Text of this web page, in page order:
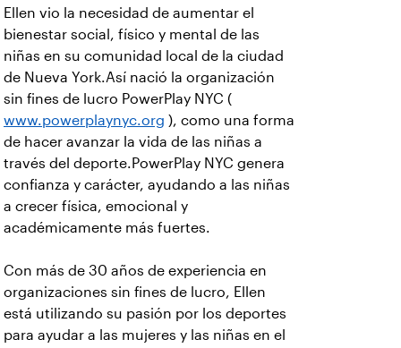
Ellen vio la necesidad de aumentar el
bienestar social, físico y mental de las
niñas en su comunidad local de la ciudad
de Nueva York.Así nació la organización
sin fines de lucro PowerPlay NYC (
www.powerplaynyc.org ), como una forma
de hacer avanzar la vida de las niñas a
través del deporte.PowerPlay NYC genera
confianza y carácter, ayudando a las niñas
a crecer física, emocional y
académicamente más fuertes.
Con más de 30 años de experiencia en
organizaciones sin fines de lucro, Ellen
está utilizando su pasión por los deportes
para ayudar a las mujeres y las niñas en el